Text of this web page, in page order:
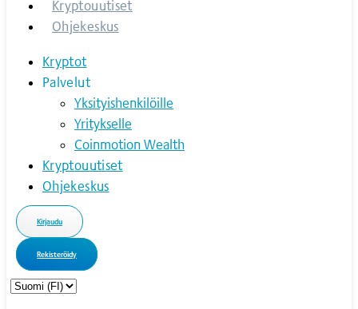
Kryptouutiset
Ohjekeskus
Kryptot
Palvelut
Yksityishenkilöille
Yritykselle
Coinmotion Wealth
Kryptouutiset
Ohjekeskus
Kirjaudu
Rekisteröidy
Choose